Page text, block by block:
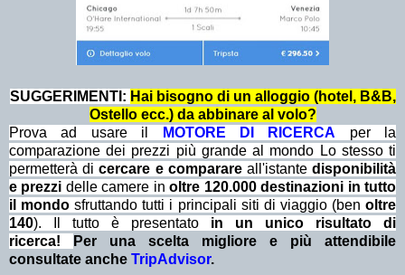
SUGGERIMENTI: Hai bisogno di un alloggio (hotel, B&B,
Ostello ecc.) da abbinare al volo?
Prova ad usare il
MOTORE DI RICERCA
per la
comparazione dei prezzi più grande al mondo Lo stesso ti
permetterà dicercare e comparare all'istantedisponibilità
e prezzi delle camere inoltre 120.000 destinazioni in tutto
il mondo sfruttando tutti i principali siti di viaggio (benoltre
140). Il tutto è presentato in un unico risultato di
ricerca!
Per una scelta migliore e più attendibile
consultate anche TripAdvisor.